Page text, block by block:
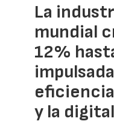
La
mundial
12%
y la